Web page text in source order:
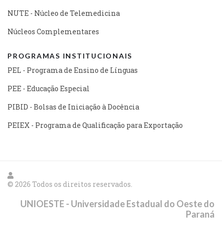
NUTE - Núcleo de Telemedicina
Núcleos Complementares
PROGRAMAS INSTITUCIONAIS
PEL - Programa de Ensino de Línguas
PEE - Educação Especial
PIBID - Bolsas de Iniciação à Docência
PEIEX - Programa de Qualificação para Exportação
© 2026 Todos os direitos reservados.
UNIOESTE - Universidade Estadual do Oeste do
Paraná